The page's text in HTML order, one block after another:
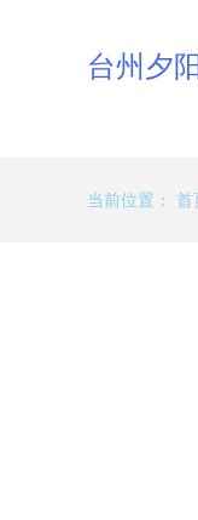
台州夕
当前位置： 首